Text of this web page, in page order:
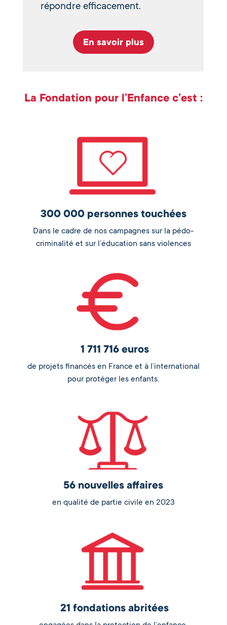
répondre efficacement.
En savoir plus
La Fondation pour l’Enfance c’est :
300 000 personnes touchées
Dans le cadre de nos campagnes sur la pédo-
criminalité et sur l’éducation sans violences
1 711 716 euros
de projets financés en France et à l’international
pour protéger les enfants.
56 nouvelles affaires
en qualité de partie civile en 2023
21 fondations abritées